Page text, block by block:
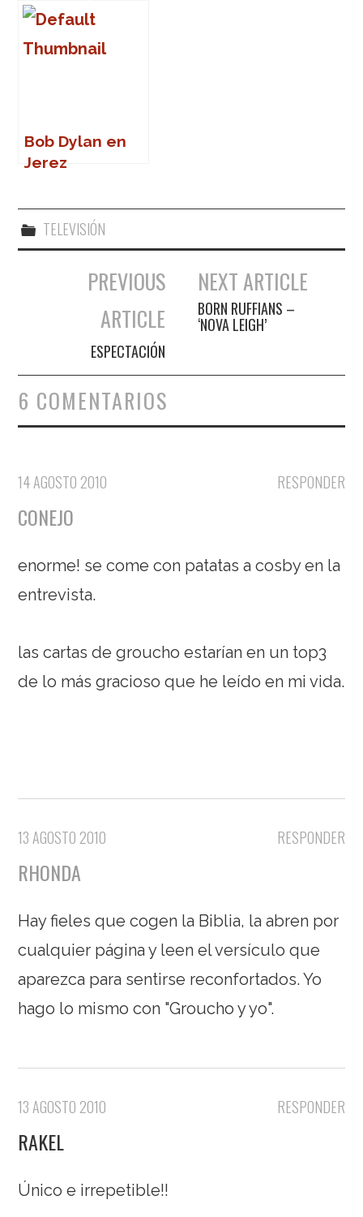
Bob Dylan en
Jerez
TELEVISIÓN
Navegación de entradas
PREVIOUS
ARTICLE
ESPECTACIÓN
NEXT ARTICLE
BORN RUFFIANS –
‘NOVA LEIGH’
6 COMENTARIOS
RESPONDER
14 AGOSTO 2010
CONEJO
enorme! se come con patatas a cosby en la
entrevista.
las cartas de groucho estarían en un top3
de lo más gracioso que he leído en mi vida.
RESPONDER
13 AGOSTO 2010
RHONDA
Hay fieles que cogen la Biblia, la abren por
cualquier página y leen el versículo que
aparezca para sentirse reconfortados. Yo
hago lo mismo con "Groucho y yo".
RESPONDER
13 AGOSTO 2010
RAKEL
Único e irrepetible!!